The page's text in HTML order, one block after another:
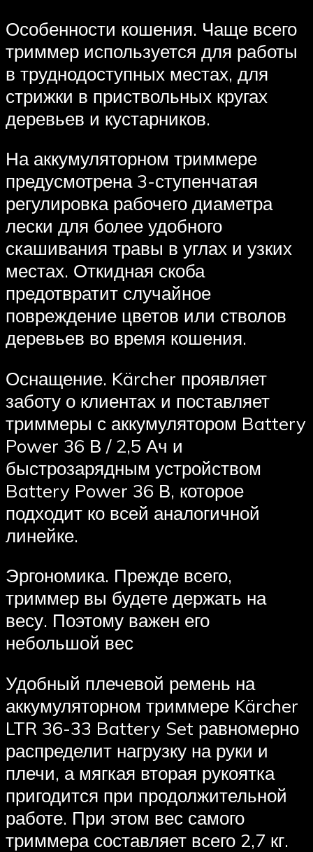
Особенности кошения. Чаще всего
триммер используется для работы
в труднодоступных местах, для
стрижки в приствольных кругах
деревьев и кустарников.
На аккумуляторном триммере
предусмотрена 3-ступенчатая
регулировка рабочего диаметра
лески для более удобного
скашивания травы в углах и узких
местах. Откидная скоба
предотвратит случайное
повреждение цветов или стволов
деревьев во время кошения.
Оснащение. Kärcher проявляет
заботу о клиентах и поставляет
триммеры с аккумулятором Battery
Power 36 В / 2,5 Ач и
быстрозарядным устройством
Battery Power 36 В, которое
подходит ко всей аналогичной
линейке.
Эргономика. Прежде всего,
триммер вы будете держать на
весу. Поэтому важен его
небольшой вес
Удобный плечевой ремень на
аккумуляторном триммере Kärcher
LTR 36-33 Battery Set равномерно
распределит нагрузку на руки и
плечи, а мягкая вторая рукоятка
пригодится при продолжительной
работе. При этом вес самого
триммера составляет всего 2,7 кг.